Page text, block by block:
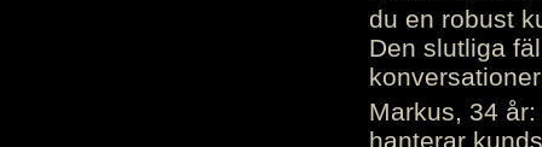
du en robust
Den slutliga
Markus, 34
hanterar